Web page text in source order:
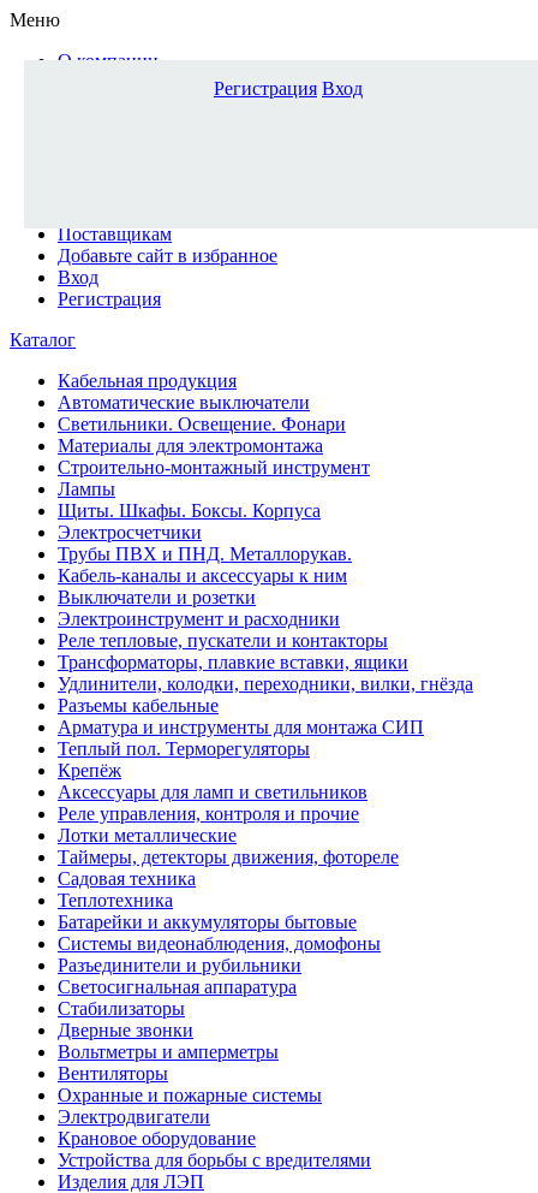
Меню
О компании
Поставщикам
Добавьте сайт в избранное
Вход
Регистрация
Каталог
Кабельная продукция
Автоматические выключатели
Светильники. Освещение. Фонари
Материалы для электромонтажа
Строительно-монтажный инструмент
Лампы
Щиты. Шкафы. Боксы. Корпуса
Электросчетчики
Трубы ПВХ и ПНД. Металлорукав.
Кабель-каналы и аксессуары к ним
Выключатели и розетки
Электроинструмент и расходники
Реле тепловые, пускатели и контакторы
Трансформаторы, плавкие вставки, ящики
Удлинители, колодки, переходники, вилки, гнёзда
Разъемы кабельные
Арматура и инструменты для монтажа СИП
Теплый пол. Терморегуляторы
Крепёж
Аксессуары для ламп и светильников
Реле управления, контроля и прочие
Лотки металлические
Таймеры, детекторы движения, фотореле
Садовая техника
Теплотехника
Батарейки и аккумуляторы бытовые
Системы видеонаблюдения, домофоны
Разъединители и рубильники
Светосигнальная аппаратура
Стабилизаторы
Дверные звонки
Вольтметры и амперметры
Вентиляторы
Охранные и пожарные системы
Электродвигатели
Крановое оборудование
Устройства для борьбы с вредителями
Изделия для ЛЭП
Регистрация Вход